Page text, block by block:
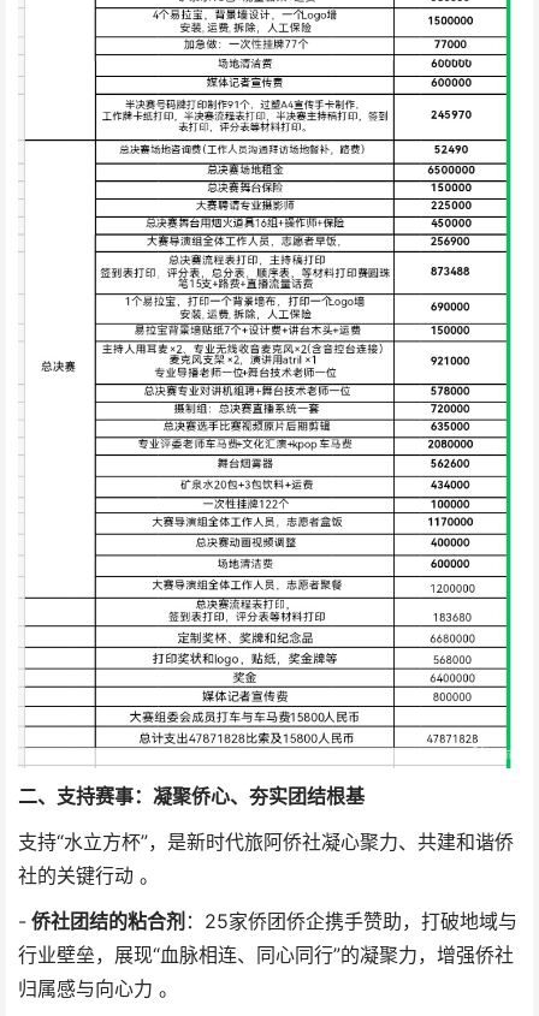
二、支持赛事：凝聚侨心、夯实团结根基
支持“水立方杯”，是新时代旅阿侨社凝心聚力、共建和谐侨
社的关键行动 。
- 侨社团结的粘合剂 ：25家侨团侨企携手赞助，打破地域与
行业壁垒，展现“血脉相连、同心同行”的凝聚力，增强侨社
归属感与向心力 。